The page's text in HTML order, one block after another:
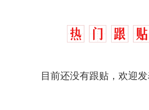
目前还没有跟贴，欢迎